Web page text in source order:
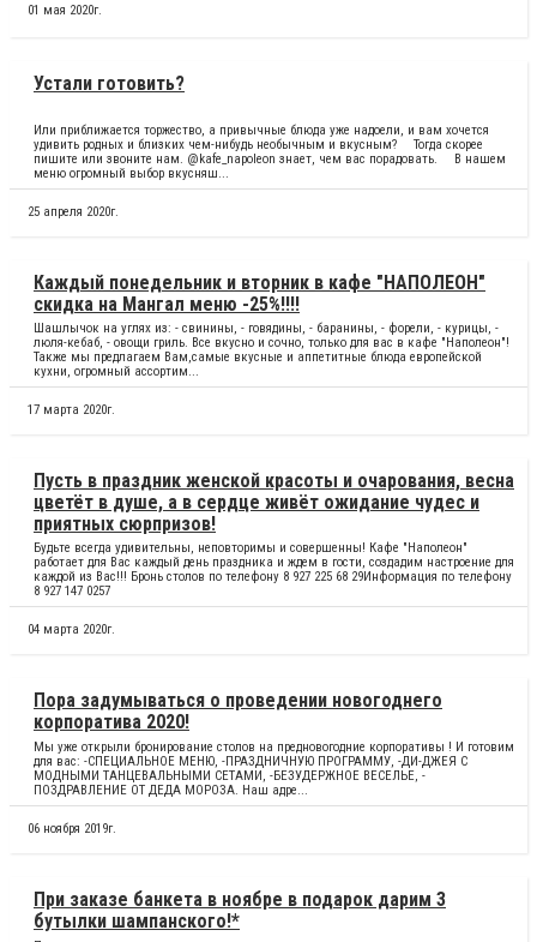
01 мая 2020г.
Устали готовить?
Или приближается торжество, а привычные блюда уже надоели, и вам хочется
удивить родных и близких чем-нибудь необычным и вкусным? ⠀ Тогда скорее
пишите или звоните нам. @kafe_napoleon знает, чем вас порадовать. ⠀ В нашем
меню огромный выбор вкусняш...
25 апреля 2020г.
Каждый понедельник и вторник в кафе "НАПОЛЕОН"
скидка на Мангал меню -25%!!!!
Шашлычок на углях из: - свинины, - говядины, - баранины, - форели, - курицы, -
люля-кебаб, - овощи гриль. Все вкусно и сочно, только для вас в кафе "Наполеон"!
Также мы предлагаем Вам,самые вкусные и аппетитные блюда европейской
кухни, огромный ассортим...
17 марта 2020г.
Пусть в праздник женской красоты и очарования, весна
цветёт в душе, а в сердце живёт ожидание чудес и
приятных сюрпризов!
Будьте всегда удивительны, неповторимы и совершенны! Кафе "Наполеон"
работает для Вас каждый день праздника и ждем в гости, создадим настроение для
каждой из Вас!!! Бронь столов по телефону 8 927 225 68 29Информация по телефону
8 927 147 0257
04 марта 2020г.
Пора задумываться о проведении новогоднего
корпоратива 2020!
Мы уже открыли бронирование столов на предновогодние корпоративы ! И готовим
для вас: -СПЕЦИАЛЬНОЕ МЕНЮ, -ПРАЗДНИЧНУЮ ПРОГРАММУ, -ДИ-ДЖЕЯ С
МОДНЫМИ ТАНЦЕВАЛЬНЫМИ СЕТАМИ, -БЕЗУДЕРЖНОЕ ВЕСЕЛЬЕ, -
ПОЗДРАВЛЕНИЕ ОТ ДЕДА МОРОЗА. Наш адре...
06 ноября 2019г.
При заказе банкета в ноябре в подарок дарим 3
бутылки шампанского!*